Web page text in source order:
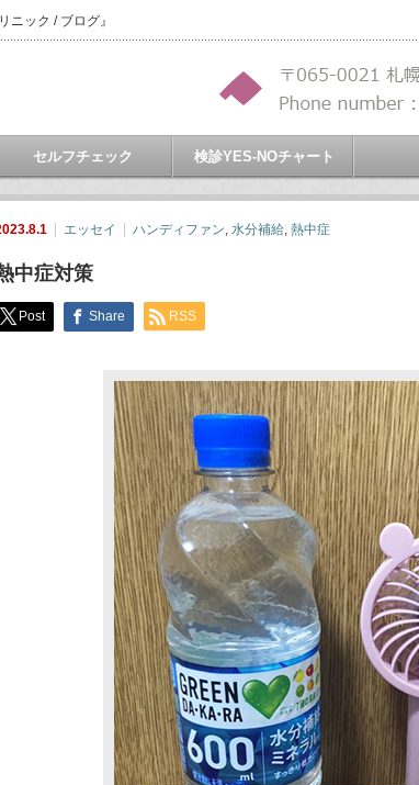
ック / ブログ』
セルフチェック 検診YES-NOチャート
エッセイ ハンディファン, 水分補給, 熱中症
中症対策
Post Share RSS